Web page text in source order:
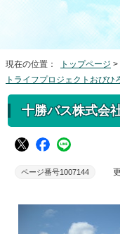
現在の位置： トップページ >
トライフプロジェクトおびひ
十勝バス株式会
ページ番号1007144 更